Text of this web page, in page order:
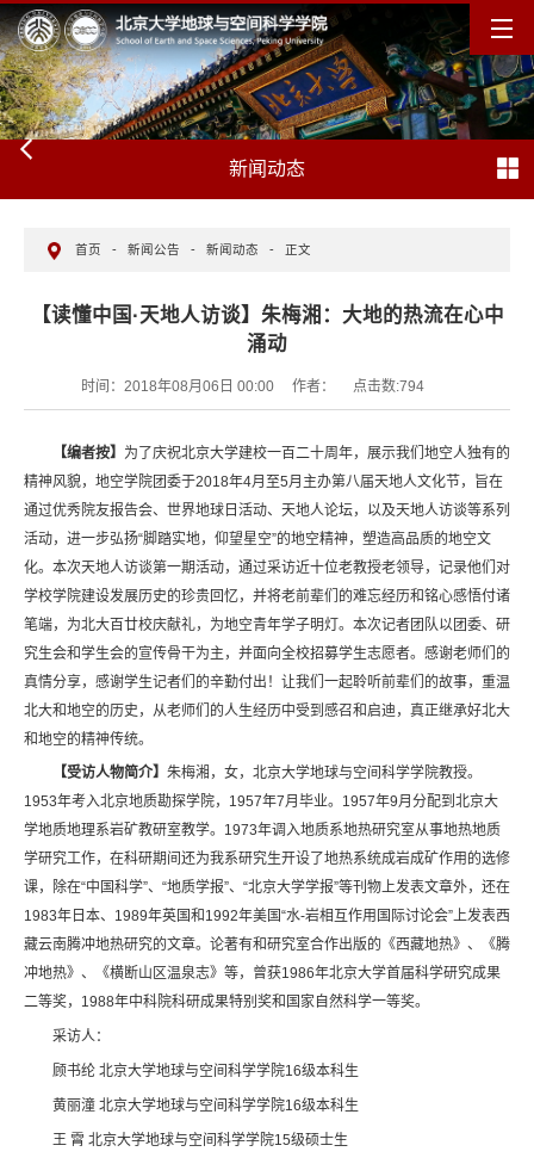
新闻动态
首页 - 新闻公告 - 新闻动态 - 正文
【读懂中国·天地人访谈】朱梅湘：大地的热流在心中
涌动
时间：2018年08月06日 00:00 作者： 点击数:794
【编者按】 为了庆祝北京大学建校一百二十周年，展示我们地空人独有的
精神风貌，地空学院团委于2018年4月至5月主办第八届天地人文化节，旨在
通过优秀院友报告会、世界地球日活动、天地人论坛，以及天地人访谈等系列
活动，进一步弘扬“脚踏实地，仰望星空”的地空精神，塑造高品质的地空文
化。本次天地人访谈第一期活动，通过采访近十位老教授老领导，记录他们对
学校学院建设发展历史的珍贵回忆，并将老前辈们的难忘经历和铭心感悟付诸
笔端，为北大百廿校庆献礼，为地空青年学子明灯。本次记者团队以团委、研
究生会和学生会的宣传骨干为主，并面向全校招募学生志愿者。感谢老师们的
真情分享，感谢学生记者们的辛勤付出！让我们一起聆听前辈们的故事，重温
北大和地空的历史，从老师们的人生经历中受到感召和启迪，真正继承好北大
和地空的精神传统。
【受访人物简介】 朱梅湘，女，北京大学地球与空间科学学院教授。
1953年考入北京地质勘探学院，1957年7月毕业。1957年9月分配到北京大
学地质地理系岩矿教研室教学。1973年调入地质系地热研究室从事地热地质
学研究工作，在科研期间还为我系研究生开设了地热系统成岩成矿作用的选修
课，除在“中国科学”、“地质学报”、“北京大学学报”等刊物上发表文章外，还在
1983年日本、1989年英国和1992年美国“水-岩相互作用国际讨论会”上发表西
藏云南腾冲地热研究的文章。论著有和研究室合作出版的《西藏地热》、《腾
冲地热》、《横断山区温泉志》等，曾获1986年北京大学首届科学研究成果
二等奖，1988年中科院科研成果特别奖和国家自然科学一等奖。
采访人：
顾书纶 北京大学地球与空间科学学院16级本科生
黄丽潼 北京大学地球与空间科学学院16级本科生
王 霄 北京大学地球与空间科学学院15级硕士生